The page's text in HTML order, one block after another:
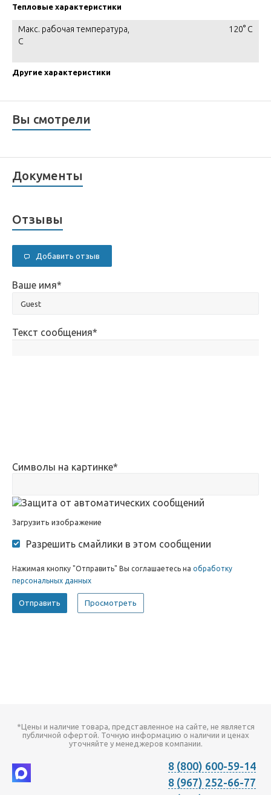
Тепловые характеристики
Макс. рабочая температура,
C
120° С
Другие характеристики
Вы смотрели
Документы
Отзывы
Добавить отзыв
Ваше имя*
Текст сообщения*
Символы на картинке*
Загрузить изображение
Разрешить смайлики в этом сообщении
Нажимая кнопку "Отправить" Вы соглашаетесь на обработку
персональных данных
*Цены и наличие товара, представленное на сайте, не является
публичной офертой. Точную информацию о наличии и ценах
уточняйте у менеджеров компании.
8 (800) 600-59-14
8 (967) 252-66-77